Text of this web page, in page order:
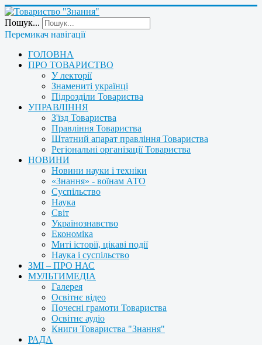
Пошук...
Перемикач навігації
ГОЛОВНА
ПРО ТОВАРИСТВО
У лекторії
Знамениті українці
Підрозділи Товариства
УПРАВЛІННЯ
З'їзд Товариства
Правління Товариства
Штатний апарат правління Товариства
Регіональні організації Товариства
НОВИНИ
Новини науки і техніки
«Знання» - воїнам АТО
Суспільство
Наука
Світ
Українознавство
Економіка
Миті історії, цікаві події
Наука і суспільство
ЗМІ – ПРО НАС
МУЛЬТИМЕДІА
Галерея
Освітнє відео
Почесні грамоти Товариства
Освітнє аудіо
Книги Товариства "Знання"
РАДА